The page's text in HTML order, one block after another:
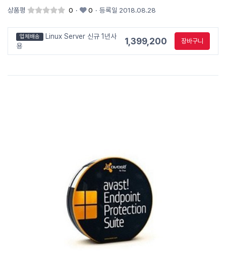
상품평 0 · 0 · 등록일 2018.08.28
업체배송
Linux Server 신규 1년사
용
1,399,200 장바구니